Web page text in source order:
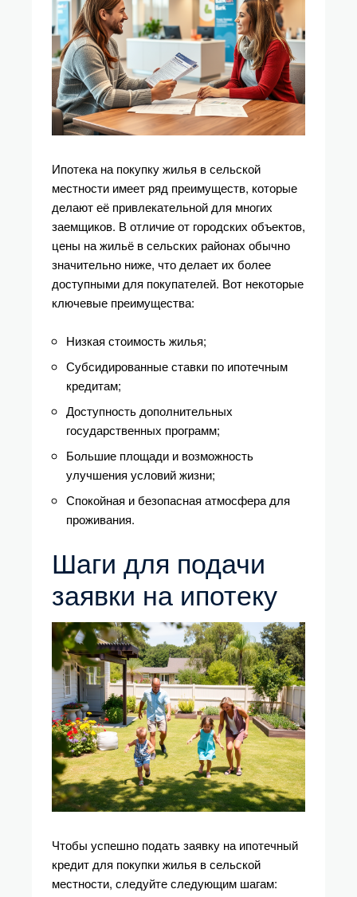
Ипотека на покупку жилья в сельской
местности имеет ряд преимуществ, которые
делают её привлекательной для многих
заемщиков. В отличие от городских объектов,
цены на жильё в сельских районах обычно
значительно ниже, что делает их более
доступными для покупателей. Вот некоторые
ключевые преимущества:
Низкая стоимость жилья;
Субсидированные ставки по ипотечным
кредитам;
Доступность дополнительных
государственных программ;
Большие площади и возможность
улучшения условий жизни;
Спокойная и безопасная атмосфера для
проживания.
Шаги для подачи
заявки на ипотеку
Чтобы успешно подать заявку на ипотечный
кредит для покупки жилья в сельской
местности, следуйте следующим шагам: